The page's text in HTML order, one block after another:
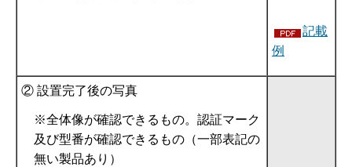
記載
例
② 設置完了後の写真
※全体像が確認できるもの。認証マーク
及び型番が確認できるもの（一部表記の
無い製品あり）